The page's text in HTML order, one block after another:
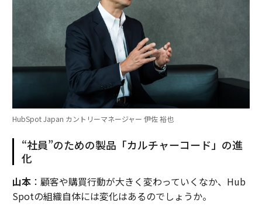
HubSpot Japan カントリーマネージャー 伊佐 裕也
“社員”のための製品「カルチャーコード」の進
化
山本：顧客や購買行動が大きく変わっていくなか、Hub
Spotの組織自体には変化はあるのでしょうか。